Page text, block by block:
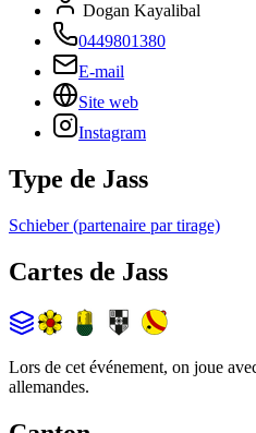
Dogan Kayalibal
0449801380
E-mail
Site web
Instagram
Type de Jass
Schieber (partenaire par tirage)
Cartes de Jass
Lors de cet événement, on joue
allemandes.